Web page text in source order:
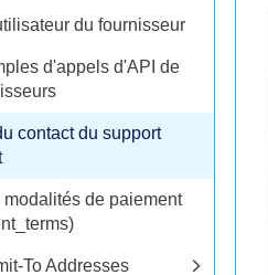
du fournisseur
d'appels d'API de
contact du support
modalités de paiement
To Addresses